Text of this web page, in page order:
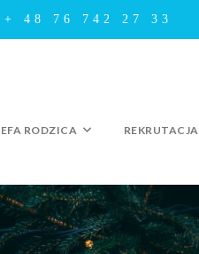
48 76 742 27 33
RODZICA REKRUTACJA